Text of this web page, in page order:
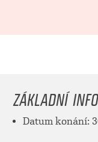
ZÁKLADNÍ
Datum konání: